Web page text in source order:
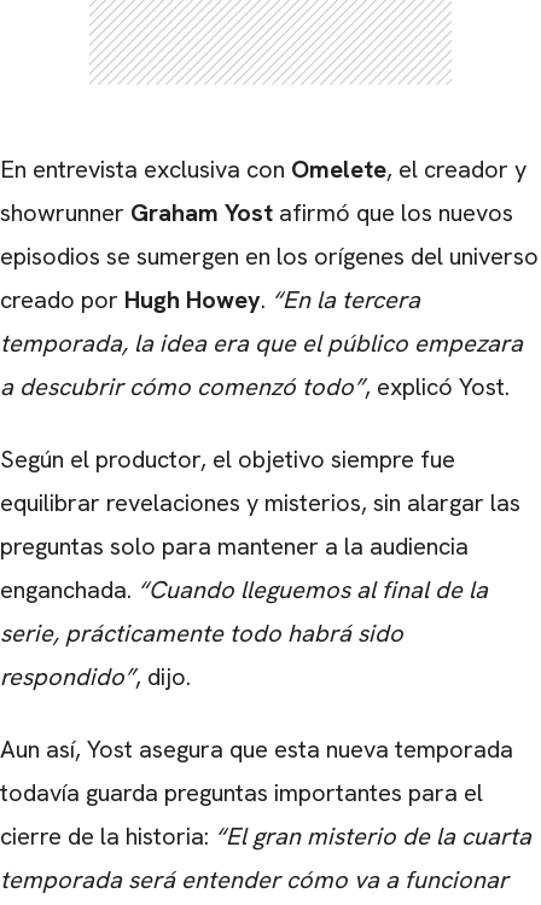
En entrevista exclusiva con Omelete, el creador y
showrunner Graham Yost afirmó que los nuevos
episodios se sumergen en los orígenes del universo
creado por Hugh Howey. “En la tercera
temporada, la idea era que el público empezara
a descubrir cómo comenzó todo”, explicó Yost.
Según el productor, el objetivo siempre fue
equilibrar revelaciones y misterios, sin alargar las
preguntas solo para mantener a la audiencia
enganchada. “Cuando lleguemos al final de la
serie, prácticamente todo habrá sido
respondido”, dijo.
Aun así, Yost asegura que esta nueva temporada
todavía guarda preguntas importantes para el
cierre de la historia: “El gran misterio de la cuarta
temporada será entender cómo va a funcionar